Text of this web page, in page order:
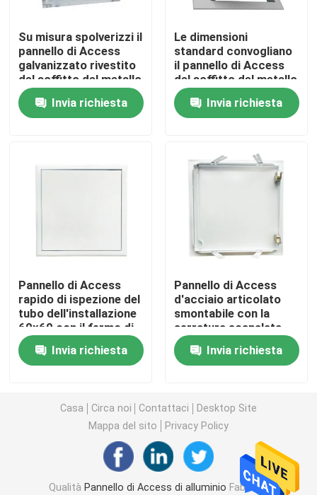
Richieda una citazione
Pannello di Access di alluminio
Accessori del muro a secco
Covata d'acciaio
Pannello del PVC Access
Metallo che timbra le parti
Canale d'acciaio
filo di acciaio
Su misura spolverizzi il
pannello di Access
galvanizzato rivestito
del soffitto del metallo
Invia richiesta
Le dimensioni
standard convogliano
il pannello di Access
del soffitto del metallo
di ispezione
Invia richiesta
Pannello di Access
rapido di ispezione del
tubo dell'installazione
60x60 con il fermo di
punta
Invia richiesta
Pannello di Access
d'acciaio articolato
smontabile con la
serratura scanalata
Invia richiesta
Casa Circa noi Contattaci
Desktop Site
Mappa del sito
Privacy Policy
Qualità Pannello di Access di alluminio Fabbrica